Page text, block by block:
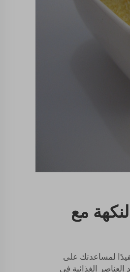
مع
لمساعدتك على
الغذائية في